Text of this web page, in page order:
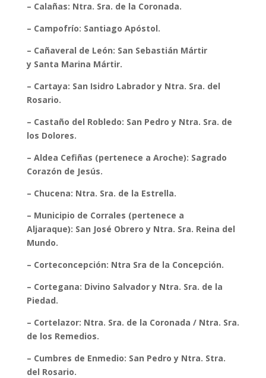
– Calañas: Ntra. Sra. de la Coronada.
– Campofrío: Santiago Apóstol.
– Cañaveral de León: San Sebastián Mártir
y Santa Marina Mártir.
– Cartaya: San Isidro Labrador y Ntra. Sra. del
Rosario.
– Castaño del Robledo: San Pedro y Ntra. Sra. de
los Dolores.
– Aldea Cefiñas (pertenece a Aroche): Sagrado
Corazón de Jesús.
– Chucena: Ntra. Sra. de la Estrella.
– Municipio de Corrales (pertenece a
Aljaraque): San José Obrero y Ntra. Sra. Reina del
Mundo.
– Corteconcepción: Ntra Sra de la Concepción.
– Cortegana: Divino Salvador y Ntra. Sra. de la
Piedad.
– Cortelazor: Ntra. Sra. de la Coronada / Ntra. Sra.
de los Remedios.
– Cumbres de Enmedio: San Pedro y Ntra. Stra.
del Rosario.